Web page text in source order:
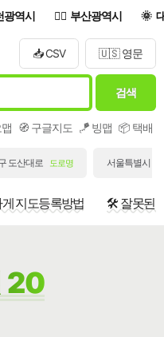
광역시 부산광역시
📥 CSV 🇺🇸 영문
검색
🧭 구글지도 🪁 빙맵 📦 택배/
도산대로 도로명 서울특별시
게 지도등록방법 🛠️ 잘못된
20